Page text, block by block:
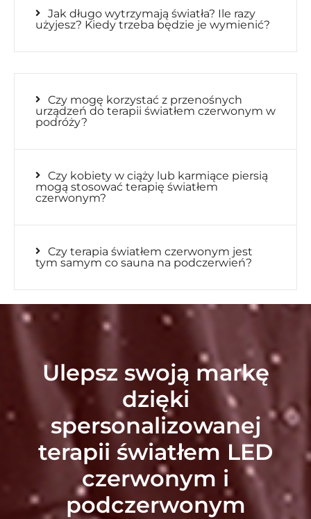
Jak długo wytrzymają światła? Ile razy
użyjesz? Kiedy trzeba będzie je wymienić?
Czy mogę korzystać z przenośnych
urządzeń do terapii światłem czerwonym w
podróży?
Czy kobiety w ciąży lub karmiące piersią
mogą stosować terapię światłem
czerwonym?
Czy terapia światłem czerwonym jest
tym samym co sauna na podczerwień?
Ulepsz swoją markę
dzięki
spersonalizowanej
terapii światłem LED
czerwonym i
podczerwonym